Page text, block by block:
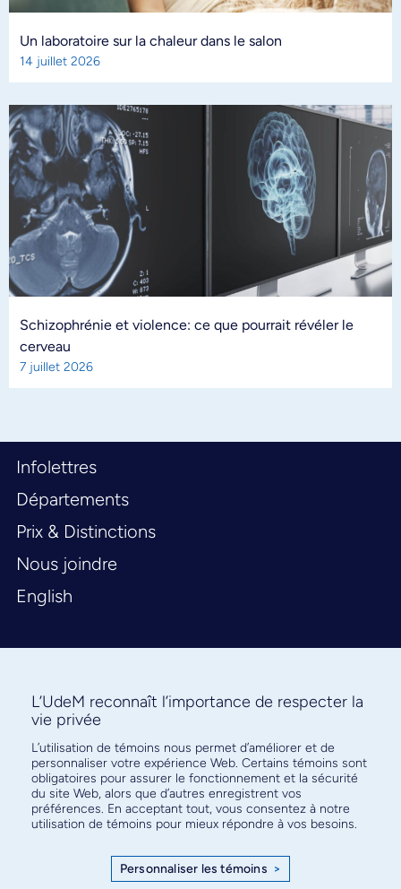
Un laboratoire sur la chaleur dans le salon
14 juillet 2026
Schizophrénie et violence: ce que pourrait révéler le
cerveau
7 juillet 2026
Infolettres
Départements
Prix & Distinctions
Nous joindre
English
Abonnez-vous à notre infolettre
pour connaître l’actualité facultaire
L’UdeM reconnaît l’importance de respecter la
vie privée
L’utilisation de témoins nous permet d’améliorer et de
personnaliser votre expérience Web. Certains témoins sont
obligatoires pour assurer le fonctionnement et la sécurité
du site Web, alors que d’autres enregistrent vos
préférences. En acceptant tout, vous consentez à notre
utilisation de témoins pour mieux répondre à vos besoins.
Personnaliser les témoins >